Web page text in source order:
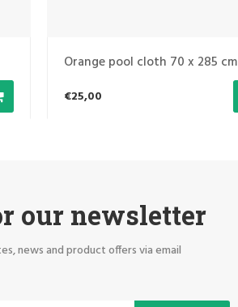
Orange pool cloth 70 x 285 cm
€25,00
our newsletter
news and product offers via email